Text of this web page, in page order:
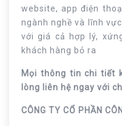
website, app điện
ngành nghề và lĩnh
với giá cả hợp lý,
khách hàng bỏ ra
Mọi thông tin chi tiết
lòng liên hệ ngay với
CÔNG TY CỔ PHẦN